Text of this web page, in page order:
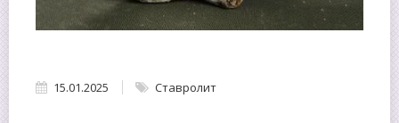
15.01.2025 Ставролит